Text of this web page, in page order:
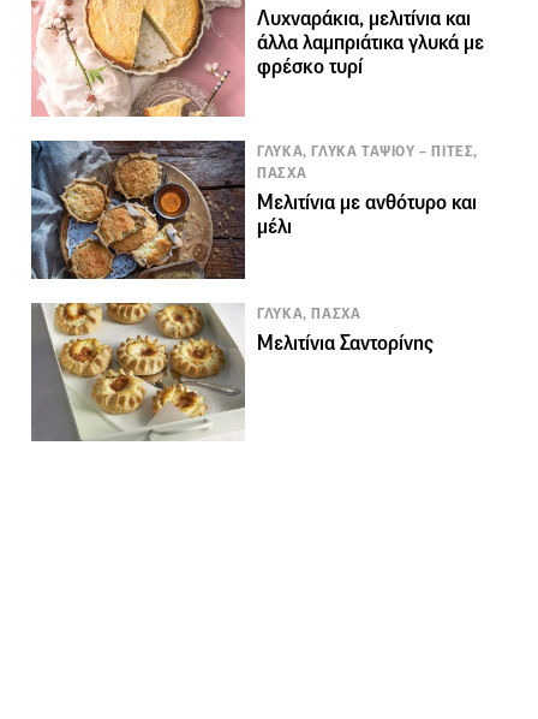
Λυχναράκια, μελιτίνια και
άλλα λαμπριάτικα γλυκά με
φρέσκο τυρί
ΓΛΥΚΑ, ΓΛΥΚΑ ΤΑΨΙΟΥ – ΠΙΤΕΣ,
ΠΑΣΧΑ
Μελιτίνια με ανθότυρο και
μέλι
ΓΛΥΚΑ, ΠΑΣΧΑ
Μελιτίνια Σαντορίνης